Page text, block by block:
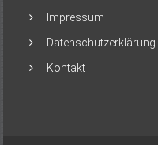
Impressum
Datenschutzerklärung
Kontakt